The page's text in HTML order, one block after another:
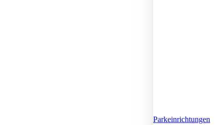
Parkeinrichtungen